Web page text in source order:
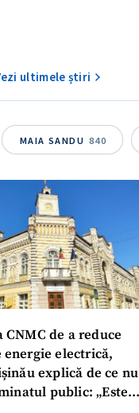
ultimele știri
MAIA SANDU 840
CNMC de a reduce
energie electrică,
explică de ce nu
public: „Este